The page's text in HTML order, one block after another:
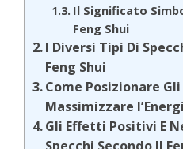
Il Significato
Feng Shui
I Diversi Tipi Di
Feng Shui
Come Posizionare
Massimizzare
Gli Effetti Positivi E